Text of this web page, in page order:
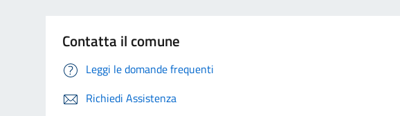
Contatta il comune
Leggi le domande frequenti
Richiedi Assistenza